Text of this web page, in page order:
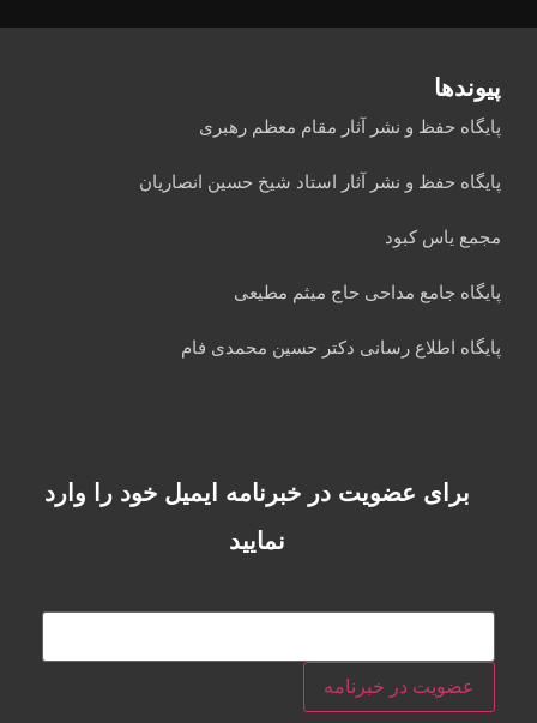
پیوندها
پایگاه حفظ و نشر آثار مقام معظم رهبری
پایگاه حفظ و نشر آثار استاد شیخ حسین انصاریان
مجمع یاس کبود
پایگاه جامع مداحی حاج میثم مطیعی
پایگاه اطلاع رسانی دکتر حسین محمدی فام
برای عضویت در خبرنامه ایمیل خود را وارد
نمایید